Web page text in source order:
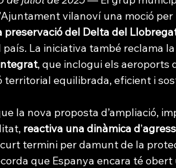
vilanoví una moció per
preservació del Delta del
La iniciativa també reclama la
, que inclogui els aeroports
territorial equilibrada, eficient i
la nova proposta d’ampliació,
reactiva una dinàmica d’
termini per damunt de la
que Espanya encara té